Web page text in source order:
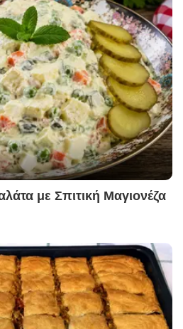
με Σπιτική Μαγιονέζα